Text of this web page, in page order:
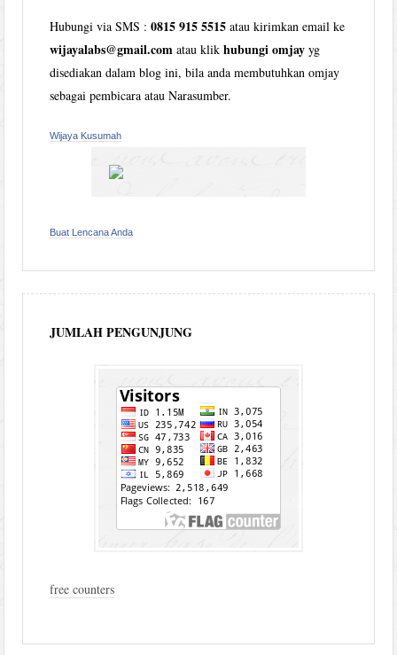
Hubungi via SMS :0815 915 5515 atau kirimkan email ke
wijayalabs@gmail.com atau klikhubungi omjay yg
disediakan dalam blog ini, bila anda membutuhkan omjay
sebagai pembicara atau Narasumber.
Wijaya Kusumah
Buat Lencana Anda
JUMLAH PENGUNJUNG
free counters